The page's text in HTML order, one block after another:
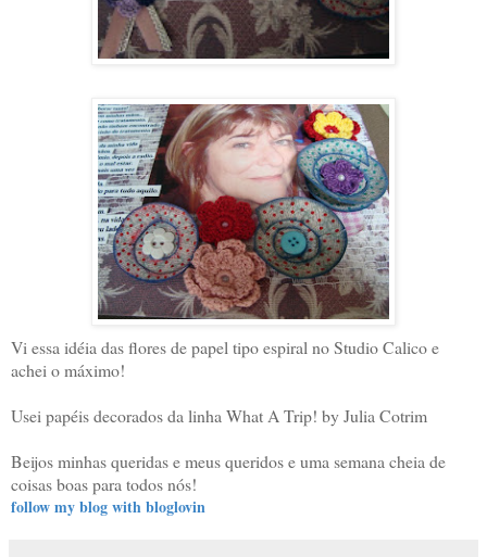
Vi essa idéia das flores de papel tipo espiral no Studio Calico e
achei o máximo!
Usei papéis decorados da linha What A Trip! by Julia Cotrim
Beijos minhas queridas e meus queridos e uma semana cheia de
coisas boas para todos nós!
follow my blog with bloglovin